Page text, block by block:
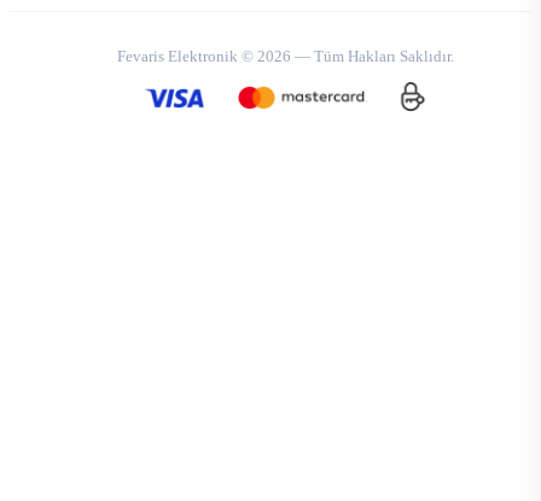
Fevaris Elektronik © 2026 — Tüm Hakları Saklıdır.